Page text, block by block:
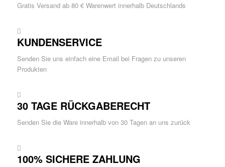
Gratis Versand ab 80 € Warenwert innerhalb Deutschlands
KUNDENSERVICE
Senden Sie uns einfach eine Email bei Fragen zu unseren
Produkten
30 TAGE RÜCKGABERECHT
Senden Sie die Ware innerhalb von 30 Tagen an uns zurück
100% SICHERE ZAHLUNG